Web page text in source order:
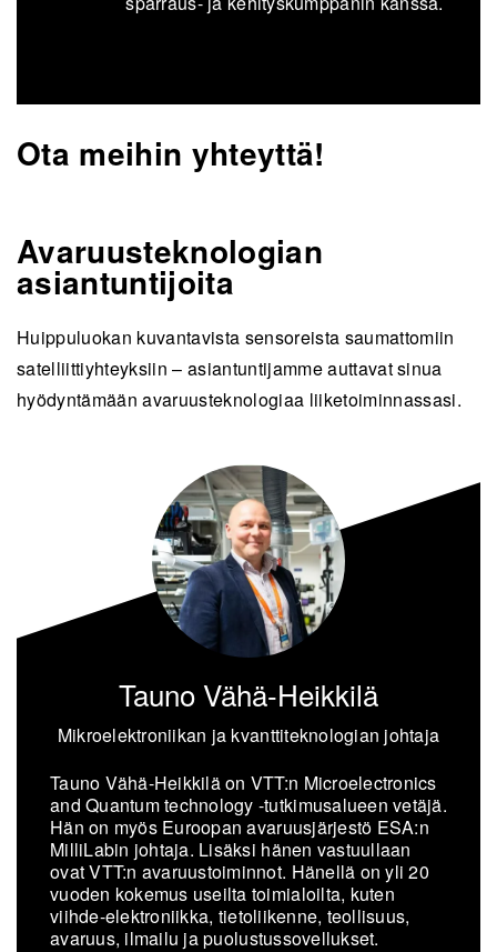
Ota meihin yhteyttä!
Avaruusteknologian
asiantuntijoita
Huippuluokan kuvantavista sensoreista saumattomiin
satelliittiyhteyksiin – asiantuntijamme auttavat sinua
hyödyntämään avaruusteknologiaa liiketoiminnassasi.
Tauno Vähä-Heikkilä
Mikroelektroniikan ja kvanttiteknologian johtaja
Tauno Vähä-​Heikkilä on VTT:n Mic­roe­lect­ro­nics
and Quan­tum tech­no­lo­gy -​tutkimusalueen ve­tä­jä.
Hän on myös Eu­roo­pan ava­ruus­jär­jes­tö ESA:n
Mil­li­La­bin joh­ta­ja. Li­säk­si hänen vas­tuul­laan
ovat VTT:n ava­ruus­toi­min­not. Hänellä on yli 20
vuo­den ko­ke­mus useil­ta toi­mia­loil­ta, kuten
viihde-​elektroniikka, tie­to­lii­ken­ne, teol­li­suus,
ava­ruus, il­mai­lu ja puo­lus­tus­so­vel­luk­set.